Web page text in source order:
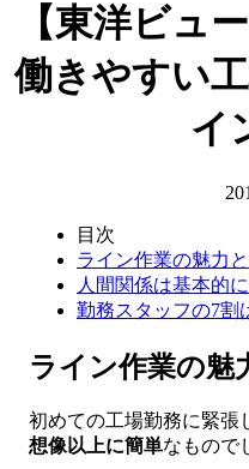
【東洋ビュ
働きやすい
イ
目次
ライン作業の魅力
人間関係は基本的
勤務スタッフの7割
ライン作業の魅
初めての工場勤務に緊張
想像以上に簡単なもので